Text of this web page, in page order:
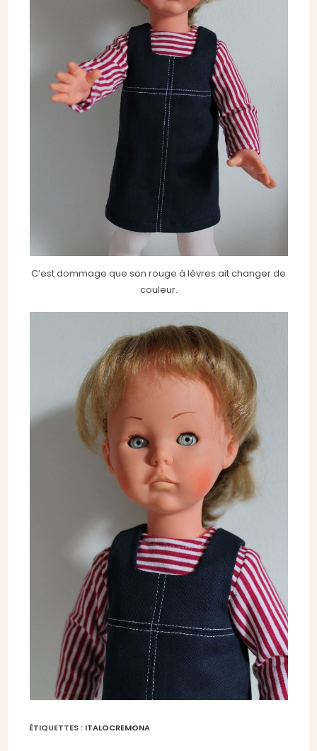
C’est dommage que son rouge à lèvres ait changer de
couleur.
ÉTIQUETTES : ITALOCREMONA